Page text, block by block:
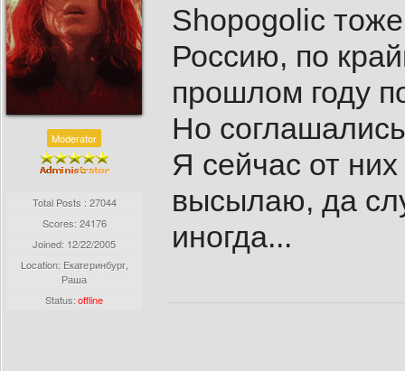
Moderator
Total Posts : 27044
Scores: 24176
Joined: 12/22/2005
Location: Екатеринбург,
Раша
Status:offline
Shopogolic
Россию, по
прошлом году
Но
Я сейчас от
высылаю, да
иногда...